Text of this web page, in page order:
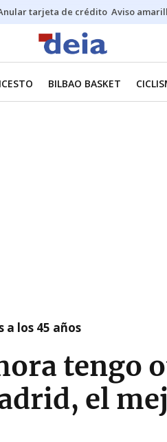
tarjeta de crédito Aviso
BILBAO BASKET
los 45 años
tengo
el